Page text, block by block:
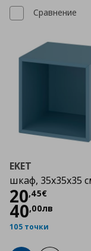
Сравнение
EKET
шкаф, 35x35x35
20,45€
Цена
40,00лв
105 точки